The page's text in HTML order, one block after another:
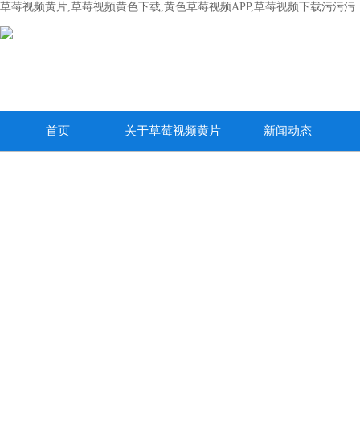
草莓视频黄片,草莓视频黄色下载,黄色草莓视频APP,草莓视频下载污污污
首页 关于草莓视频黄片 新闻动态